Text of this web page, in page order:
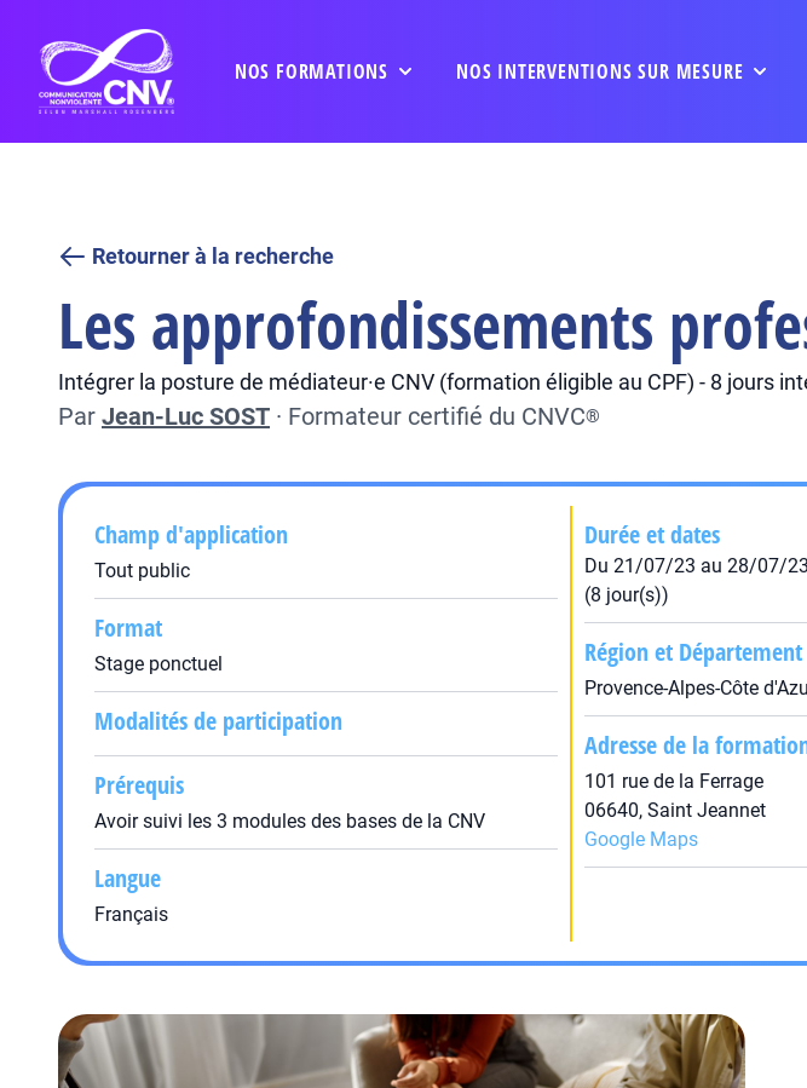
NOS FORMATIONS NOS INTERVENTIONS SUR MESURE
Retourner à la recherche
Les approfondissements
Intégrer la posture de médiateur·e CNV (formation éligible au CPF) - 8 jours
Par Jean-Luc SOST · Formateur certifié du CNVC®
Champ d'application
Tout public
Format
Stage ponctuel
Modalités de participation
Prérequis
Avoir suivi les 3 modules des bases de la CNV
Langue
Français
Durée et dates
Du 21/07/23 au 28/07/23
(8 jour(s))
Région et Département
Provence-Alpes-Côte
Adresse de la
101 rue de la Ferrage
06640, Saint Jeannet
Google Maps